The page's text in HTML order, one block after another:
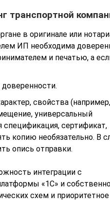
транспортной
в оригинале или
ИП необходима
и печатью, а
свойства (например,
универсальный
спецификация, сертификат,
копию необязательно. В
опись отправки.
интеграции с
«1С» и
схем и приоритетное